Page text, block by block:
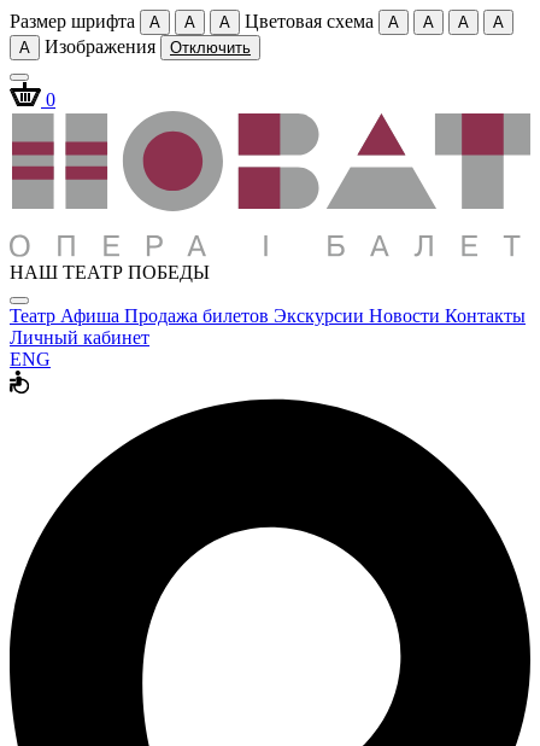
Размер шрифта A A A Цветовая схема A A A
A
A
Изображения Отключить
0
НАШ ТЕАТР ПОБЕДЫ
Театр Афиша Продажа билетов Экскурсии Новости Контакты
Личный кабинет
ENG